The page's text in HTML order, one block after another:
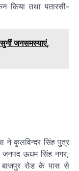
किया तथा पतारसी-
सुनीं जनसमस्याएं,
ने कुलविन्दर सिंह पुत्र
जनपद ऊधम सिंह नगर,
बाजपुर रोड के पास से